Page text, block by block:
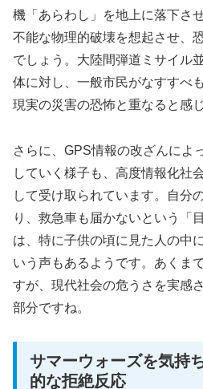
機「あらわし」を地上に落下さ
不能な物理的破壊を想起させ、
でしょう。大陸間弾道ミサイル
体に対し、 一般市民がなすすべ
現実の災害の恐怖と重なると感
さらに、GPS情報の改ざんによ
していく様子も、高度情報化社
して受け取られています。自分
り、救急車も届かないという「
は、特に子供の頃に見た人の中
いう声もあるようです。あくま
すが、現代社会の危うさを実感
部分ですね。
サマーウォーズを気持
的な拒絶反応